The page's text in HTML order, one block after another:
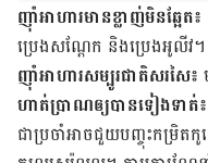
ញ៉ាំ​អាហារ​មាន​ខ្លាញ់​មិន​ឆ្អែត៖
ប្រេង​សណ្ដែក និង​ប្រេង​អូលីវ​។
ញ៉ាំ​អាហារ​សម្បូរ​ជាតិ​សរសៃ៖
ហាត់​ប្រាណ​ឲ្យ​បាន​ទៀង​ទាត់៖
ជា​ប្រ​ចាំ​អាច​ជួយ​បញ្ចុះ​កម្រិត​កូ